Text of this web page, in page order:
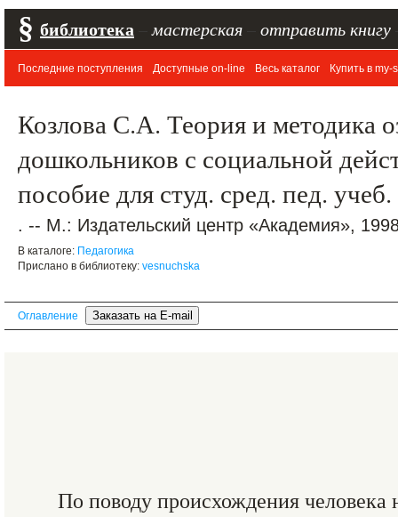
§ библиотека мастерская отправить книгу
Последние поступления Доступные on-line Весь каталог Купить в my-
Козлова С.А. Теория и методика
дошкольников с социальной
пособие для студ. сред. пед.
. -- М.: Издательский центр «Академия»,
В каталоге: Педагогика
Прислано в библиотеку: vesnuchska
Оглавление
По поводу происхождения человека